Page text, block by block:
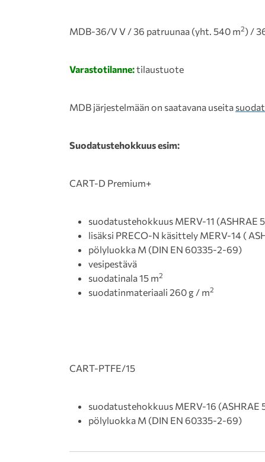
MDB-36/V V / 36 patruunaa (yht. 540 m2) /
Varastotilanne:tilaustuote
MDB järjestelmään on saatavana useita
Suodatustehokkuus esim:
CART-D Premium+
suodatustehokkuus MERV-11 (ASHRAE
lisäksi PRECO-N käsittely MERV-14 (
pölyluokka M (DIN EN 60335-2-69)
vesipestävä
suodatinala 15 m2
suodatinmateriaali 260 g / m2
CART-PTFE/15
suodatustehokkuus MERV-16 (ASHRAE
pölyluokka M (DIN EN 60335-2-69)